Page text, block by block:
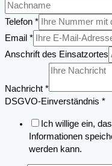
Telefon *
Email
Telefon
Email *
Anschrift des Einsatzortes
Nachricht *
DSGVO-Einverständnis *
Ich willige ein,
Informationen
werden kann.